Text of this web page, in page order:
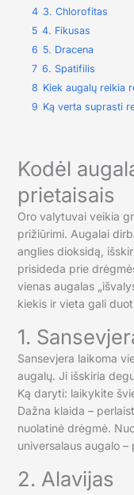
4 3. Chlorofitas
5 4. Fikusas
6 5. Dracena
7 6. Spatifilis
8 Kiek augalų reikia
9 Ką verta suprasti
Kodėl
prietaisais
Oro valytuvai veikia
prižiūrimi. Augalai
anglies dioksidą,
prisideda prie
vienas augalas
kiekis ir vieta gali
1.
Sansevjera laikoma
augalų. Ji išskiria
Ką daryti: laikykite
Dažna klaida –
nuolatinė drėgmė.
universalaus augalo
2. Alavijas